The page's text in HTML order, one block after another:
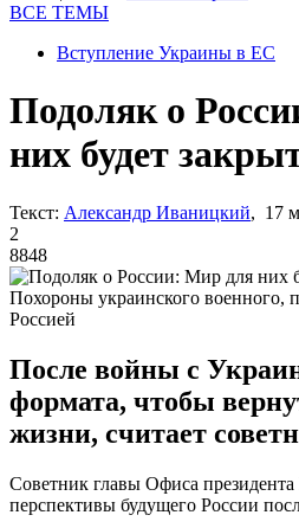
ВСЕ ТЕМЫ
Вступление Украины в ЕС
Подоляк о
них будет
Текст: Александр Иваницкий, 17
2
8848
Похороны украинского военного,
Россией
После войны с
формата, чтобы
жизни, считает
Советник главы Офиса
перспективы будущего России